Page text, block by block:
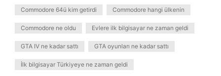
Commodore 64ü kim getirdi Commodore hangi ülkenin
Commodore ne oldu Evlere ilk bilgisayar ne zaman geldi
GTA IV ne kadar sattı GTA oyunları ne kadar sattı
İlk bilgisayar Türkiyeye ne zaman geldi